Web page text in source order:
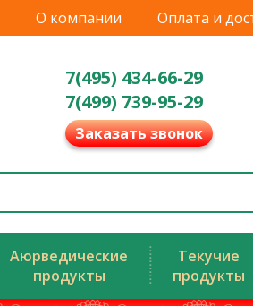
О компании Оплата и
7(495) 434-66-29
7(499) 739-95-29
Заказать звонок
Аюрведические
продукты
Текучие
продукты